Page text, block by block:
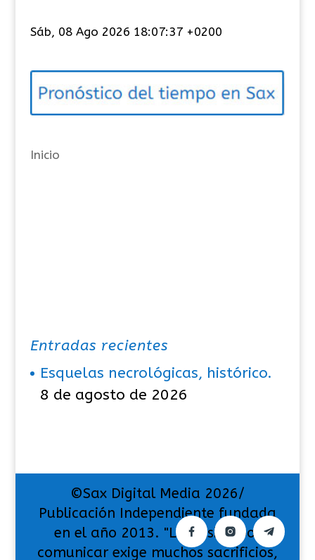
e
o
í
s
Sáb, 08 Ago 2026 18:07:37 +0200
Inicio
Entradas recientes
Esquelas necrológicas, histórico.
8 de agosto de 2026
©Sax Digital Media 2026/
Publicación Independiente fundada
en el año 2013. "La pasión por
comunicar exige muchos sacrificios,